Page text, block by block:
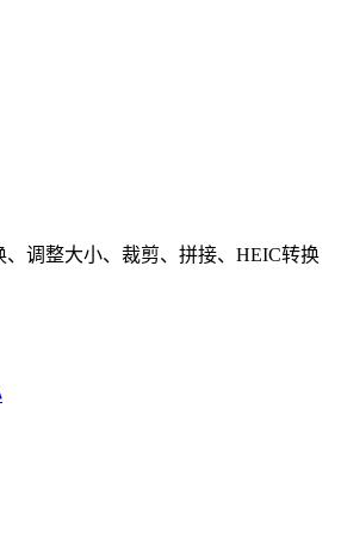
调整大小、裁剪、拼接、HEIC转换